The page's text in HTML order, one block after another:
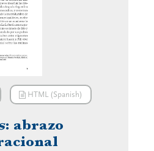
HTML (Spanish)
: abrazo